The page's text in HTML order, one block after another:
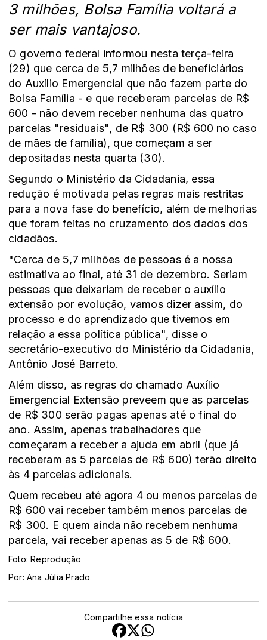
3 milhões, Bolsa Família voltará a
ser mais vantajoso.
O governo federal informou nesta terça-feira
(29) que cerca de 5,7 milhões de beneficiários
do Auxílio Emergencial que não fazem parte do
Bolsa Família - e que receberam parcelas de R$
600 - não devem receber nenhuma das quatro
parcelas "residuais", de R$ 300 (R$ 600 no caso
de mães de família), que começam a ser
depositadas nesta quarta (30).
Segundo o Ministério da Cidadania, essa
redução é motivada pelas regras mais restritas
para a nova fase do benefício, além de melhorias
que foram feitas no cruzamento dos dados dos
cidadãos.
"Cerca de 5,7 milhões de pessoas é a nossa
estimativa ao final, até 31 de dezembro. Seriam
pessoas que deixariam de receber o auxílio
extensão por evolução, vamos dizer assim, do
processo e do aprendizado que tivemos em
relação a essa política pública", disse o
secretário-executivo do Ministério da Cidadania,
Antônio José Barreto.
Além disso, as regras do chamado Auxílio
Emergencial Extensão preveem que as parcelas
de R$ 300 serão pagas apenas até o final do
ano. Assim, apenas trabalhadores que
começaram a receber a ajuda em abril (que já
receberam as 5 parcelas de R$ 600) terão direito
às 4 parcelas adicionais.
Quem recebeu até agora 4 ou menos parcelas de
R$ 600 vai receber também menos parcelas de
R$ 300. E quem ainda não recebem nenhuma
parcela, vai receber apenas as 5 de R$ 600.
Foto: Reprodução
Por: Ana Júlia Prado
Compartilhe essa notícia